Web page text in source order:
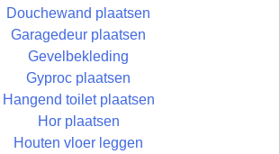
Douchewand plaatsen
Garagedeur plaatsen
Gevelbekleding
Gyproc plaatsen
Hangend toilet plaatsen
Hor plaatsen
Houten vloer leggen